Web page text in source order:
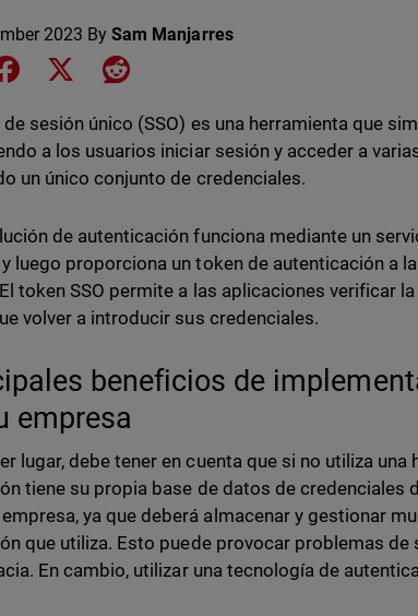
2023 BySam Manjarres
on LinkedIn
Share on Facebook
Share on XShare on Reddit
de sesión único (SSO) es una herramienta que
a los usuarios iniciar sesión y acceder a
un único conjunto de credenciales.
de autenticación funciona mediante un
y luego proporciona un token de autenticación a
token SSO permite a las aplicaciones verificar
volver a introducir sus credenciales.
beneficios de
empresa
lugar, debe tener en cuenta que si no utiliza
tiene su propia base de datos de credenciales
ya que deberá almacenar y gestionar
que utiliza. Esto puede provocar problemas
En cambio, utilizar una tecnología de